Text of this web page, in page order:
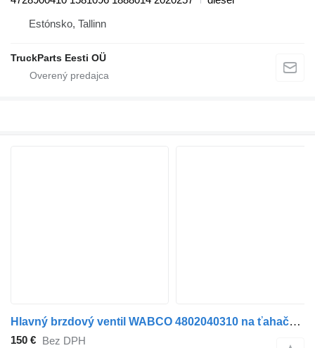
Estónsko, Tallinn
TruckParts Eesti OÜ
Hlavný brzdový ventil WABCO 4802040310 na ťahača DAF XF 106
150 €
Bez DPH